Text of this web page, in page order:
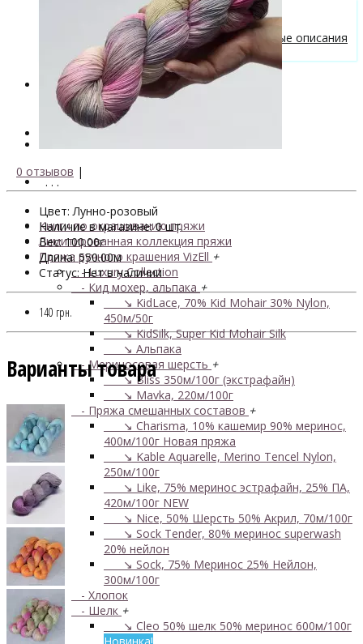
Бесплатные описания моделей
Вязальные лайфхаки
Галерея вязаных изделий и бесплатные описания
от VizEll
Скидки
. . .
Книги по окрашиванию пряжи
Лимитированная коллекция пряжи
Пряжа ручного крашения VizEll +
- Luxury Collection
- Кид мохер, альпака +
↘ KidLace, 70% Kid Mohair 30% Nylon,
450м/50г
↘ KidSilk, Super Kid Mohair Silk
↘ Альпака
- Мериносовая шерсть +
↘ Bliss 350м/100г (экстрафайн)
↘ Mavka, 220м/100г
- Пряжа смешанных составов +
↘ Charisma, 10% кашемир 90% меринос,
400м/100г Новая пряжа
↘ Kable Aquarelle, Merino Tencel Nylon,
250м/100г
↘ Like, 75% меринос эстрафайн, 25% ПА,
420м/100г NEW
↘ Nice, 50% Шерсть 50% Акрил, 70м/100г
↘ Sock Tender, 80% меринос superwash
20% нейлон
↘ Sock, 75% Меринос 25% Нейлон,
300м/100г
- Хлопок
- Шелк +
↘ Cleo 50% шелк 50% меринос 600м/100г
0 отзывов |
Цвет: Лунно-розовый
Наличие в магазине: 0 шт.
Вес: 100.00г
Длина: 550.00м
Статус: Нет в наличии
140 грн.
Варианты товара